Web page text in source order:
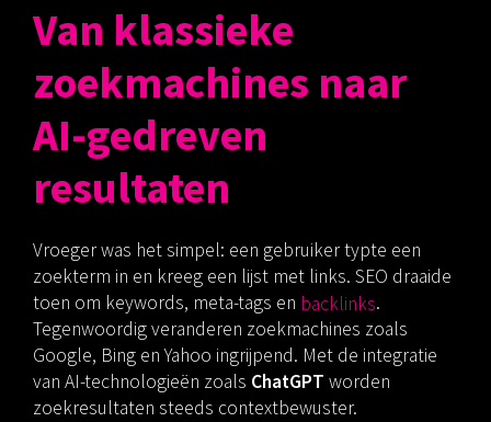
Van klassieke
zoekmachines naar
AI-gedreven
resultaten
Vroeger was het simpel: een gebruiker typte een
zoekterm in en kreeg een lijst met links. SEO draaide
toen om keywords, meta-tags en backlinks.
Tegenwoordig veranderen zoekmachines zoals
Google, Bing en Yahoo ingrijpend. Met de integratie
van AI-technologieën zoals ChatGPT worden
zoekresultaten steeds contextbewuster.